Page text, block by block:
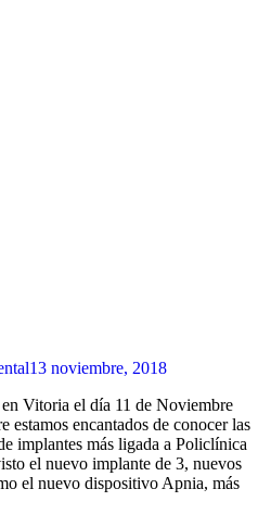
13 noviembre, 2018
Vitoria el día 11 de Noviembre
encantados de conocer las
implantes más ligada a Policlínica
el nuevo implante de 3, nuevos
el nuevo dispositivo Apnia, más